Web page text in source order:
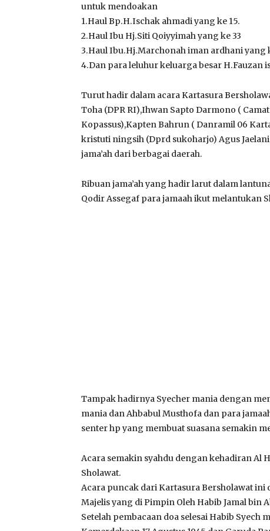
untuk mendoakan
1.Haul Bp.H.Ischak ahmadi yang ke 15.
2.Haul Ibu Hj.Siti Qoiyyimah yang ke 33
3.Haul Ibu.Hj.Marchonah iman ardhani yang
4.Dan para leluhur keluarga besar H.Fauzan
Turut hadir dalam acara Kartasura
Toha (DPR RI),Ihwan Sapto Darmono (
Kopassus),Kapten Bahrun ( Danramil 06
kristuti ningsih (Dprd sukoharjo) Agus
jama’ah dari berbagai daerah.
Ribuan jama’ah yang hadir larut dalam
Qodir Assegaf para jamaah ikut melantukan
Tampak hadirnya Syecher mania dengan
mania dan Ahbabul Musthofa dan para
senter hp yang membuat suasana semakin
Acara semakin syahdu dengan kehadiran Al
Sholawat.
Acara puncak dari Kartasura Bersholawat
Majelis yang di Pimpin Oleh Habib Jamal bin
Setelah pembacaan doa selesai Habib Syech